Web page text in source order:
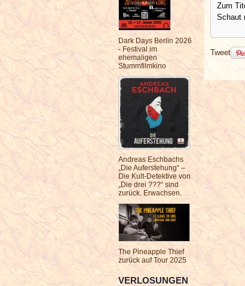
Dark Days Berlin 2026
- Festival im
ehemaligen
Stummfilmkino
Andreas Eschbachs
„Die Auferstehung“ –
Die Kult-Detektive von
„Die drei ???“ sind
zurück. Erwachsen.
The Pineapple Thief
zurück auf Tour 2025
VERLOSUNGEN
Zum
Schaut
Tweet